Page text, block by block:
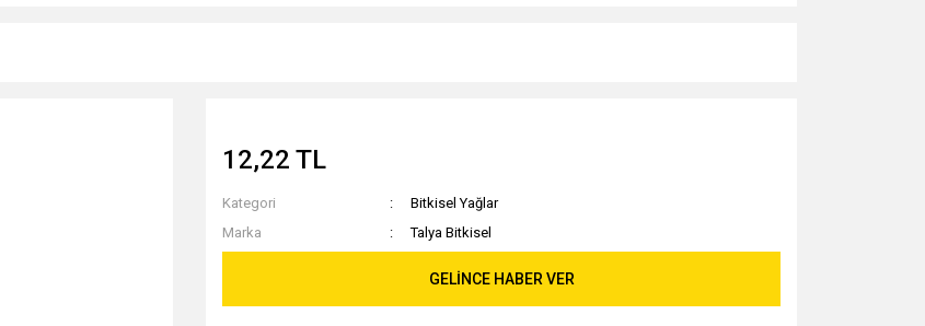
12,22 TL
Kategori
Bitkisel Yağlar
Marka
Talya Bitkisel
GELİNCE HABER VER